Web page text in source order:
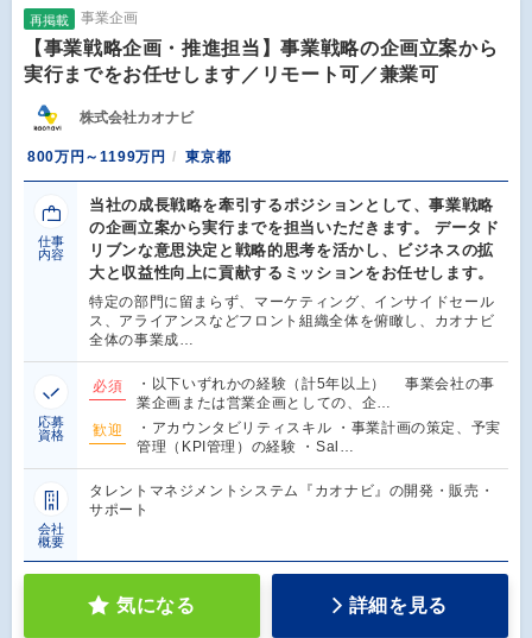
再掲載 事業企画
【事業戦略企画・推進担当】事業戦略の企画立案から
実行までをお任せします／リモート可／兼業可
株式会社カオナビ
800万円～1199万円 東京都
仕事
内容
当社の成長戦略を牽引するポジションとして、事業戦略
の企画立案から実行までを担当いただきます。 データド
リブンな意思決定と戦略的思考を活かし、ビジネスの拡
大と収益性向上に貢献するミッションをお任せします。
特定の部門に留まらず、マーケティング、インサイドセール
ス、アライアンスなどフロント組織全体を俯瞰し、カオナビ
全体の事業成…
応募
資格
必須
・以下いずれかの経験（計5年以上） 事業会社の事
業企画または営業企画としての、企…
歓迎
・アカウンタビリティスキル ・事業計画の策定、予実
管理（KPI管理）の経験 ・Sal…
会社
概要
タレントマネジメントシステム『カオナビ』の開発・販売・
サポート
気になる 詳細を見る